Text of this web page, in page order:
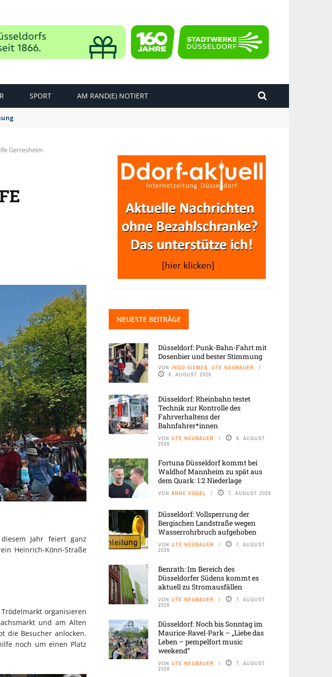
SPORT AM RAND(E) NOTIERT
Gerresheim
G
Jahr feiert ganz
Heinrich-Könn-Straße
organisieren
und am Alten
die Besucher anlocken.
noch um einen Platz
NEUESTE BEITRÄGE
Düsseldorf: Punk-Bahn-Fahrt mit
Dosenbier und bester Stimmung
VON INGO SIEMES, UTE NEUBAUER
8. AUGUST 2026
Düsseldorf: Rheinbahn testet
Technik zur Kontrolle des
Fahrverhaltens der
Bahnfahrer*innen
VON UTE NEUBAUER 8. AUGUST
2026
Fortuna Düsseldorf kommt bei
Waldhof Mannheim zu spät aus
dem Quark: 1:2 Niederlage
VON ANNE VOGEL 7. AUGUST 2026
Düsseldorf: Vollsperrung der
Bergischen Landstraße wegen
Wasserrohrbruch aufgehoben
VON UTE NEUBAUER 7. AUGUST
2026
Benrath: Im Bereich des
Düsseldorfer Südens kommt es
aktuell zu Stromausfällen
VON UTE NEUBAUER 7. AUGUST
2026
Düsseldorf: Noch bis Sonntag im
Maurice-Ravel-Park – „Liebe das
Leben – pempelfort music
weekend“
VON UTE NEUBAUER 7. AUGUST
2026